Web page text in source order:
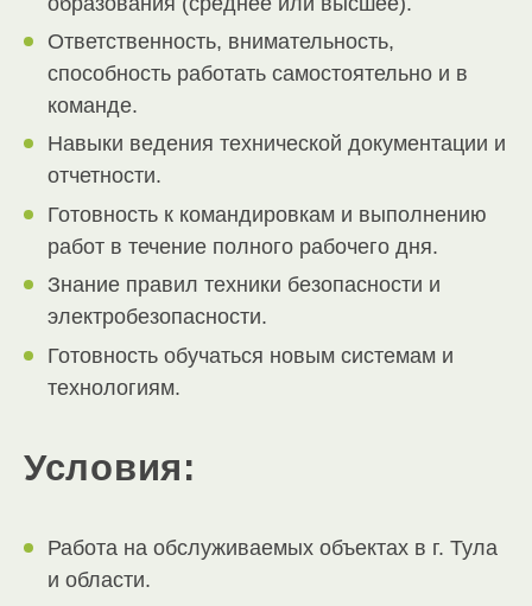
Ответственность, внимательность,
способность работать самостоятельно и в
команде.
Навыки ведения технической документации и
отчетности.
Готовность к командировкам и выполнению
работ в течение полного рабочего дня.
Знание правил техники безопасности и
электробезопасности.
Готовность обучаться новым системам и
технологиям.
Условия:
Работа на обслуживаемых объектах в г. Тула
и области.